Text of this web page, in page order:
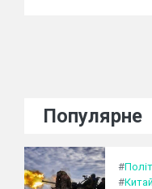
Популярне
#
#